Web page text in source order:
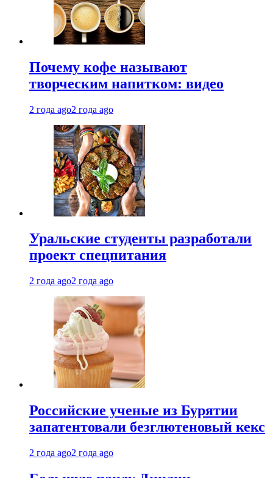
Почему кофе называют
творческим напитком: видео
2 года ago2 года ago
Уральские студенты разработали
проект спецпитания
2 года ago2 года ago
Российские ученые из Бурятии
запатентовали безглютеновый кекс
2 года ago2 года ago